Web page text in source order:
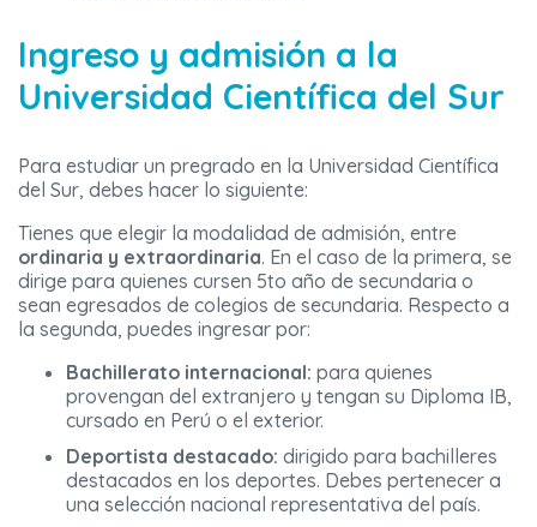
Ingreso y admisión a la
Universidad Científica del Sur
Para estudiar un pregrado en la Universidad Científica
del Sur, debes hacer lo siguiente:
Tienes que elegir la modalidad de admisión, entre
ordinaria y extraordinaria. En el caso de la primera, se
dirige para quienes cursen 5to año de secundaria o
sean egresados de colegios de secundaria. Respecto a
la segunda, puedes ingresar por:
Bachillerato internacional: para quienes
provengan del extranjero y tengan su Diploma IB,
cursado en Perú o el exterior.
Deportista destacado: dirigido para bachilleres
destacados en los deportes. Debes pertenecer a
una selección nacional representativa del país.